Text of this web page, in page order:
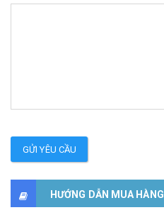
GỬI YÊU CẦU
HƯỚNG DẪN MUA HÀNG